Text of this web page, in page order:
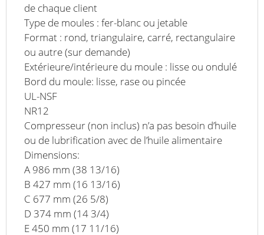
de chaque client
Type de moules : fer-blanc ou jetable
Format : rond, triangulaire, carré, rectangulaire
ou autre (sur demande)
Extérieure/intérieure du moule : lisse ou ondulé
Bord du moule: lisse, rase ou pincée
UL-NSF
NR12
Compresseur (non inclus) n’a pas besoin d’huile
ou de lubrification avec de l’huile alimentaire
Dimensions:
A 986 mm (38 13/16)
B 427 mm (16 13/16)
C 677 mm (26 5/8)
D 374 mm (14 3/4)
E 450 mm (17 11/16)